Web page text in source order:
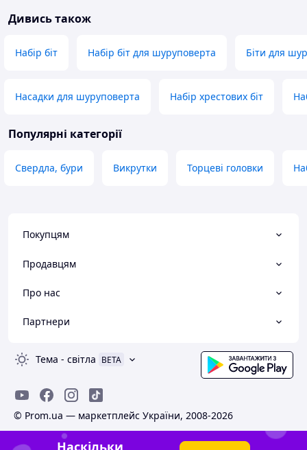
Дивись також
Набір біт Набір біт для шуруповерта Біти для
Насадки для шуруповерта Набір хрестових біт
Популярні категорії
Свердла, бури Викрутки Торцеві головки
Покупцям
Продавцям
Про нас
Партнери
Тема - світла BETA
© Prom.ua — маркетплейс України, 2008-2026